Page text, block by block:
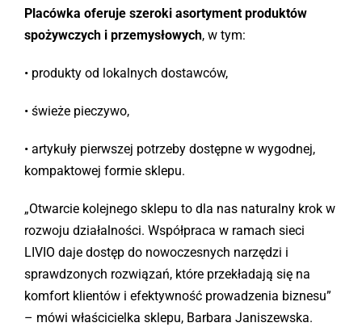
Placówka oferuje szeroki asortyment produktów
spożywczych i przemysłowych, w tym:
• produkty od lokalnych dostawców,
• świeże pieczywo,
• artykuły pierwszej potrzeby dostępne w wygodnej,
kompaktowej formie sklepu.
„Otwarcie kolejnego sklepu to dla nas naturalny krok w
rozwoju działalności. Współpraca w ramach sieci
LIVIO daje dostęp do nowoczesnych narzędzi i
sprawdzonych rozwiązań, które przekładają się na
komfort klientów i efektywność prowadzenia biznesu”
– mówi właścicielka sklepu, Barbara Janiszewska.